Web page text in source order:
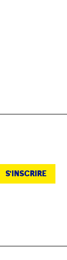
S'INSCRIRE